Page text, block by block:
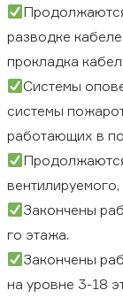
разводке
прокладка
Системы
системы
работающих в
Закончены
го этажа.
Закончены
на уровне 3-18